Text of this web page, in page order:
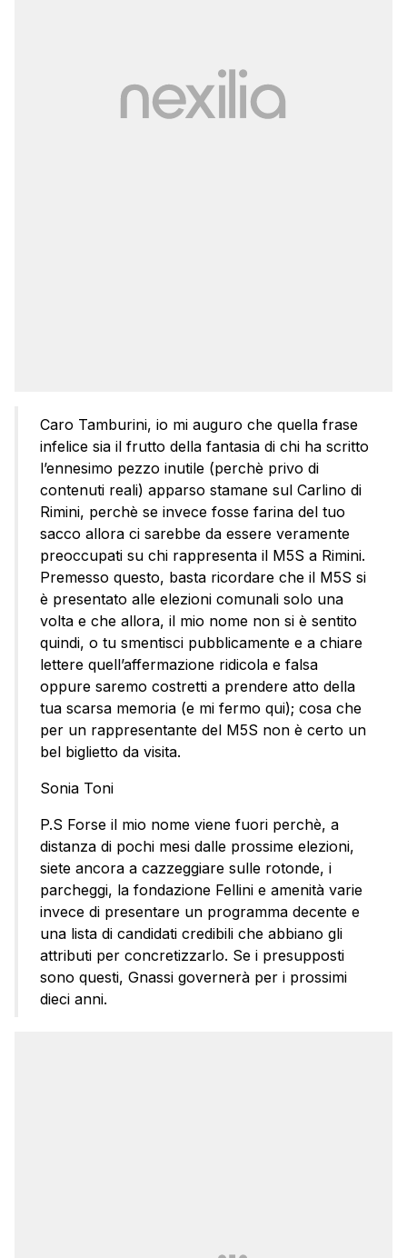
Caro Tamburini, io mi auguro che quella frase
infelice sia il frutto della fantasia di chi ha scritto
l’ennesimo pezzo inutile (perchè privo di
contenuti reali) apparso stamane sul Carlino di
Rimini, perchè se invece fosse farina del tuo
sacco allora ci sarebbe da essere veramente
preoccupati su chi rappresenta il M5S a Rimini.
Premesso questo, basta ricordare che il M5S si
è presentato alle elezioni comunali solo una
volta e che allora, il mio nome non si è sentito
quindi, o tu smentisci pubblicamente e a chiare
lettere quell’affermazione ridicola e falsa
oppure saremo costretti a prendere atto della
tua scarsa memoria (e mi fermo qui); cosa che
per un rappresentante del M5S non è certo un
bel biglietto da visita.
Sonia Toni
P.S Forse il mio nome viene fuori perchè, a
distanza di pochi mesi dalle prossime elezioni,
siete ancora a cazzeggiare sulle rotonde, i
parcheggi, la fondazione Fellini e amenità varie
invece di presentare un programma decente e
una lista di candidati credibili che abbiano gli
attributi per concretizzarlo. Se i presupposti
sono questi, Gnassi governerà per i prossimi
dieci anni.